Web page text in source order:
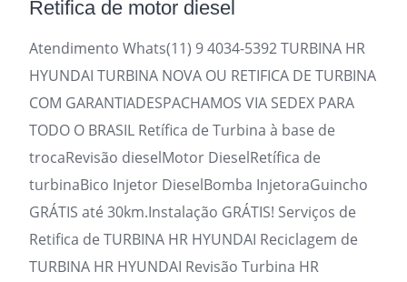
Retifica de motor diesel
Atendimento Whats(11) 9 4034-5392 TURBINA HR
HYUNDAI TURBINA NOVA OU RETIFICA DE TURBINA
COM GARANTIADESPACHAMOS VIA SEDEX PARA
TODO O BRASIL Retífica de Turbina à base de
trocaRevisão dieselMotor DieselRetífica de
turbinaBico Injetor DieselBomba InjetoraGuincho
GRÁTIS até 30km.Instalação GRÁTIS! Serviços de
Retifica de TURBINA HR HYUNDAI Reciclagem de
TURBINA HR HYUNDAI Revisão Turbina HR